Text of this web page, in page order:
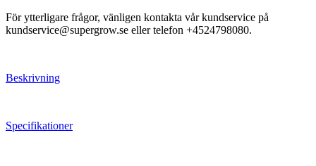
För ytterligare frågor, vänligen kontakta vår kundservice på
kundservice@supergrow.se eller telefon +4524798080.
Beskrivning
Specifikationer